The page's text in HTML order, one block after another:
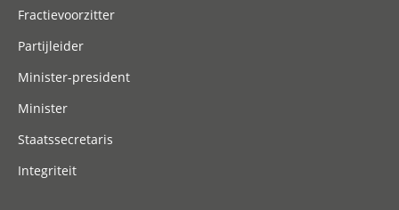
Fractievoorzitter
Partijleider
Minister-president
Minister
Staatssecretaris
Integriteit